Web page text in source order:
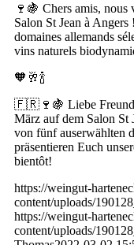
🍷🍇 Chers amis, nous
Salon St Jean à Angers
domaines allemands
vins naturels
🧡🥂🍾
🇫🇷🍷🍇 Liebe
März auf dem Salon St
von fünf auserwählten
präsentieren Euch
bientôt!
https://weingut-
content/uploads/
https://weingut-
content/uploads/